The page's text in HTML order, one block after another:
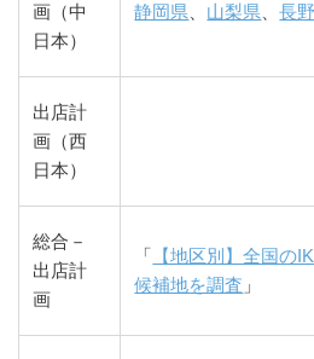
画（中
日本）
静岡県 山梨県 、長
出店計
画（西
日本）
総合－
出店計
画
「
【地区別】全国の
候補地を調査 」